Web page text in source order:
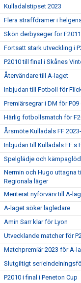
Kulladalstipset 2023
Flera straffdramer i
Skön derbyseger för F2011
Fortsatt stark utveckling i
P2010 till final i Skånes
Återvändare till A-laget
Inbjudan till Fotboll för
Premiärsegrar i DM för P09
Härlig fotbollsmatch för
Årsmöte Kulladals FF
Inbjudan till Kulladals FF:s
Spelglädje och
Nermin och Hugo uttagna
Regionala läger
Meriterat nyförvärv till A-
A-laget söker lagledare
Amin Sarr klar för Lyon
Utvecklande matcher för
Matchpremiär 2023 för A-
Slutgiltigt
P2010 i final i Peneton Cup